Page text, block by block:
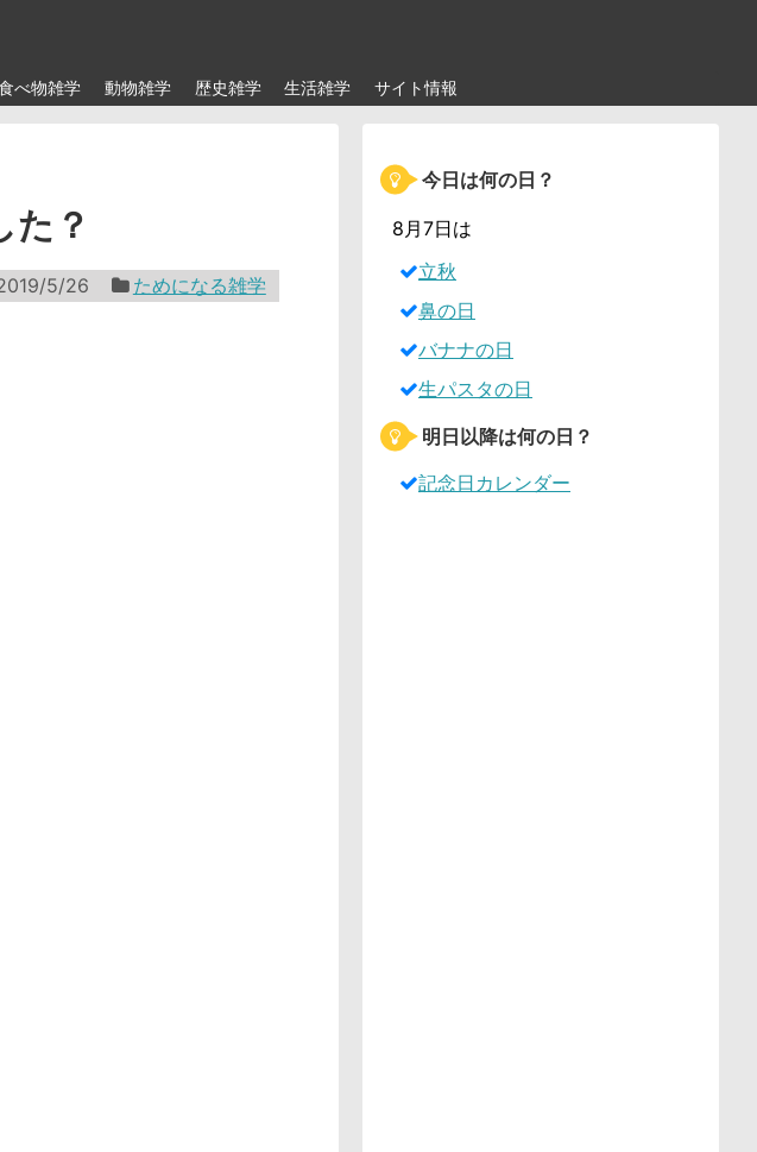
べ物雑学 動物雑学 歴史雑学 生活雑学 サイト情報
た？
5/26 ためになる雑学
今日は何の日？
8月7日は
立秋
鼻の日
バナナの日
生パスタの日
明日以降は何の日？
記念日カレンダー